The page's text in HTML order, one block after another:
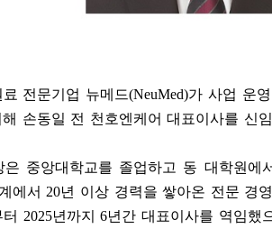
전문기업 뉴메드(NeuMed)가 사업 운
손동일 전 천호엔케어 대표이사를 신
은 중앙대학교를 졸업하고 동 대학원에
에서 20년 이상 경력을 쌓아온 전문 경
2025년까지6년간 대표이사를 역임했